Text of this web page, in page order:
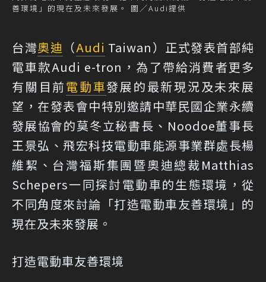
善環境」的現在及未來發展。 圖／Audi提供
台灣奧迪 （Audi Taiwan）正式發表首部純
電車款Audi e-tron，為了帶給消費者更多
有關目前電動車發展的最新現況及未來展
望，在發表會中特別邀請中華民國企業永續
發展協會的莫冬立秘書長、Noodoe董事長
王景弘、飛宏科技電動車能源事業群處長楊
維絜、台灣福斯集團暨奧迪總裁Matthias
Schepers一同探討電動車的生態環境，從
不同角度來討論「打造電動車友善環境」的
現在及未來發展。
打造電動車友善環境